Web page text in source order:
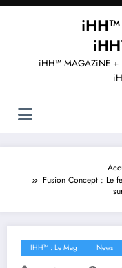
iHH™ MAGAZiNE +
Fusion Concept : Le
IHH™ : Le Mag News